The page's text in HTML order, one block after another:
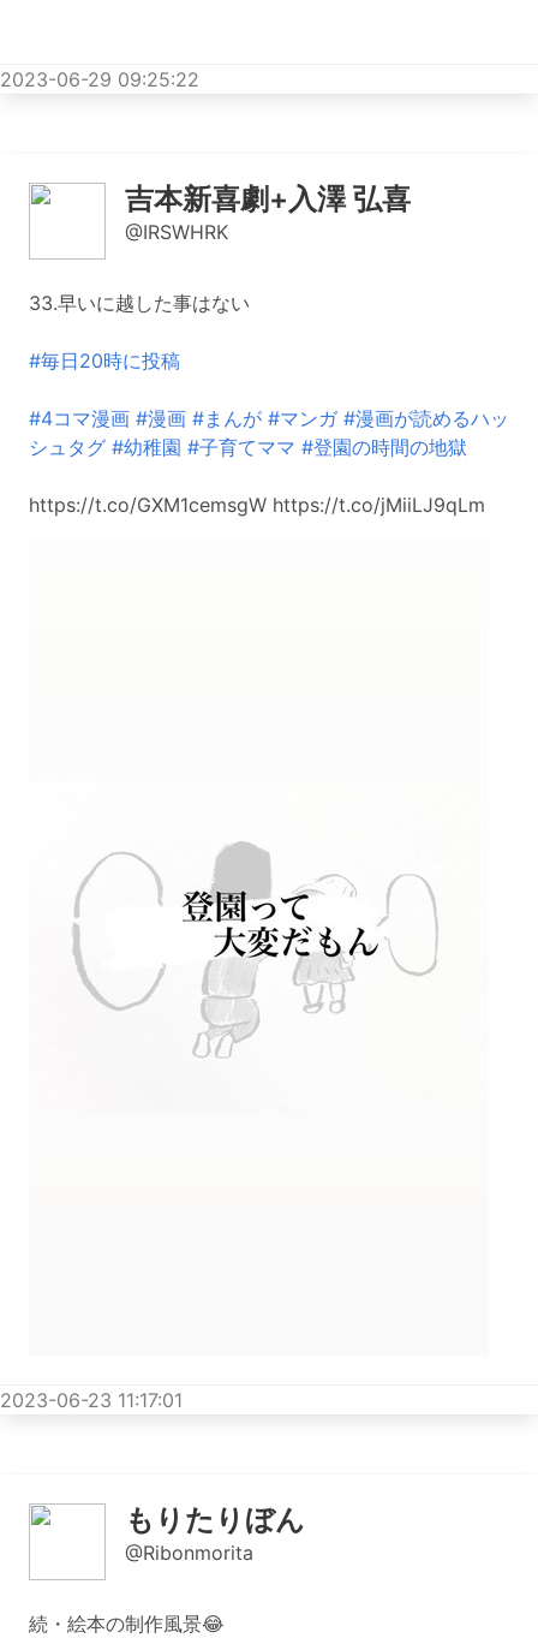
2023-06-29 09:25:22
吉本新喜劇+入澤 弘喜
@IRSWHRK
33.早いに越した事はない
#毎日20時に投稿
#4コマ漫画 #漫画 #まんが #マンガ #漫画が読めるハッ
シュタグ #幼稚園 #子育てママ #登園の時間の地獄
https://t.co/GXM1cemsgW https://t.co/jMiiLJ9qLm
2023-06-23 11:17:01
もりたりぼん
@Ribonmorita
続・絵本の制作風景😂